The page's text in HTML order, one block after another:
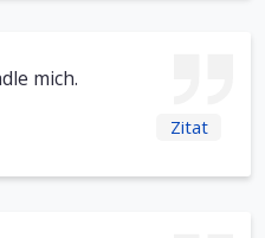
mich.
Zitat